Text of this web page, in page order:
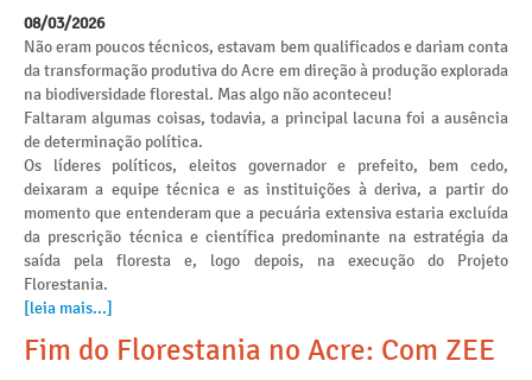
08/03/2026
Não eram poucos técnicos, estavam bem qualificados e dariam conta
da transformação produtiva do Acre em direção à produção explorada
na biodiversidade florestal. Mas algo não aconteceu!
Faltaram algumas coisas, todavia, a principal lacuna foi a ausência
de determinação política.
Os líderes políticos, eleitos governador e prefeito, bem cedo,
deixaram a equipe técnica e as instituições à deriva, a partir do
momento que entenderam que a pecuária extensiva estaria excluída
da prescrição técnica e científica predominante na estratégia da
saída pela floresta e, logo depois, na execução do Projeto
Florestania.
[leia mais...]
Fim do Florestania no Acre: Com ZEE